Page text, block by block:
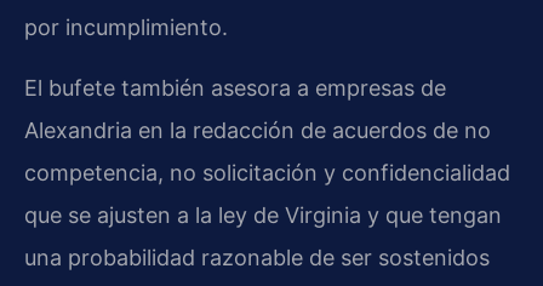
por incumplimiento.
El bufete también asesora a empresas de
Alexandria en la redacción de acuerdos de no
competencia, no solicitación y confidencialidad
que se ajusten a la ley de Virginia y que tengan
una probabilidad razonable de ser sostenidos